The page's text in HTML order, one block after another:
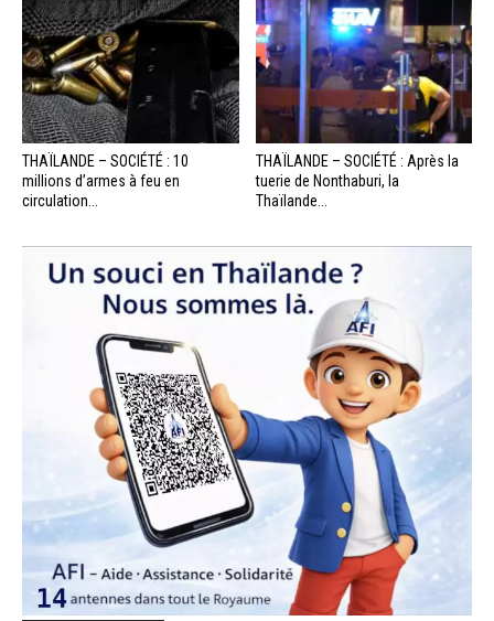
THAÏLANDE – SOCIÉTÉ : 10
millions d’armes à feu en
circulation...
THAÏLANDE – SOCIÉTÉ : Après la
tuerie de Nonthaburi, la
Thaïlande...